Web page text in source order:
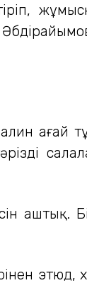
ағай
аштық.
этюд,